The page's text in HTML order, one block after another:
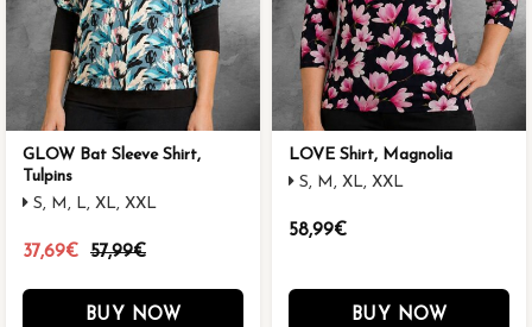
GLOW Bat Sleeve Shirt,
Tulpins
S, M, L, XL, XXL
37,69€ 57,99€
BUY NOW
LOVE Shirt, Magnolia
S, M, XL, XXL
58,99€
BUY NOW